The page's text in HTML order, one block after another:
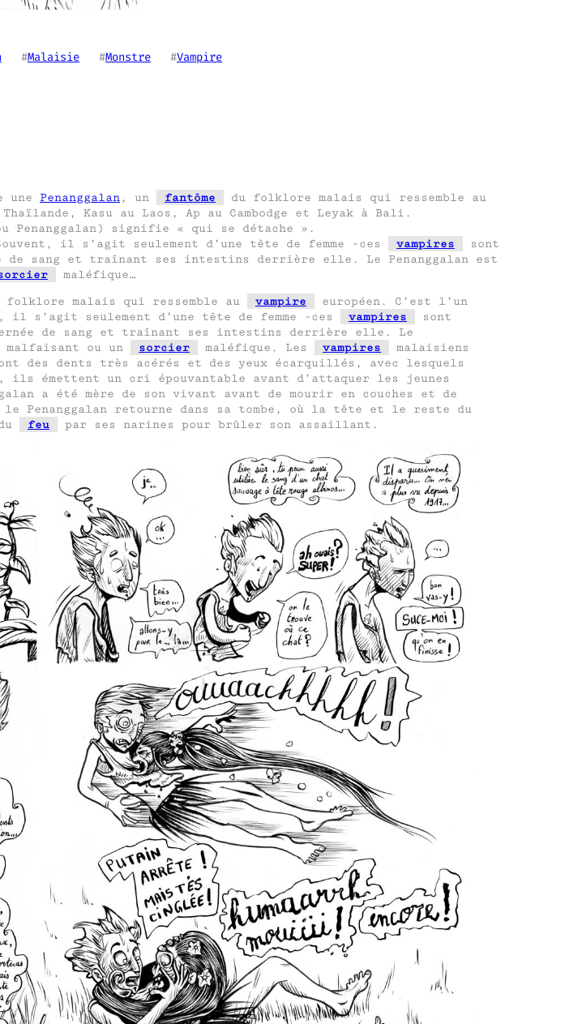
   #
Malaisie
   #
Monstre
   #
Vampire
une Penanggalan, un fantôme
du folklore malais qui ressemble au
Kasu au Laos, Ap au Cambodge et Leyak à Bali.
Penanggalan) signifie « qui se détache ».
il s’agit seulement d’une tête de femme -ces
vampires
sont
sang et traînant ses intestins derrière elle. Le Penanggalan est
maléfique…
folklore malais qui ressemble au vampire
européen. C’est l’un
il s’agit seulement d’une tête de femme -ces
vampires
sont
de sang et traînant ses intestins derrière elle. Le
malfaisant ou un sorcier maléfique. Les vampires
malaisiens
dents très acérés et des yeux écarquillés, avec lesquels
émettent un cri épouvantable avant d’attaquer les jeunes
a été mère de son vivant avant de mourir en couches et de
Penanggalan retourne dans sa tombe, où la tête et le reste du
feu par ses narines pour brûler son assaillant.